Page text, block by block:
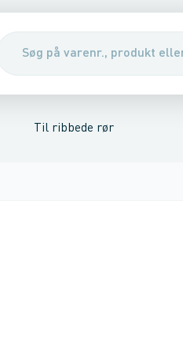
& udskillere
brøndeNedstignings brønde
Til ribbede rør